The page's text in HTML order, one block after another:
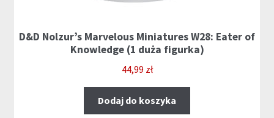
D&D Nolzur’s Marvelous Miniatures W28: Eater of
Knowledge (1 duża figurka)
44,99 zł
Dodaj do koszyka